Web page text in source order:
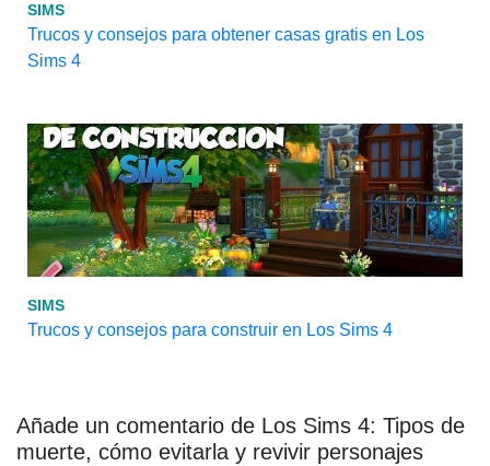
SIMS
Trucos y consejos para obtener casas gratis en Los
Sims 4
SIMS
Trucos y consejos para construir en Los Sims 4
Añade un comentario de Los Sims 4: Tipos de
muerte, cómo evitarla y revivir personajes